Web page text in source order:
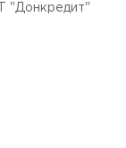
"Донкредит"